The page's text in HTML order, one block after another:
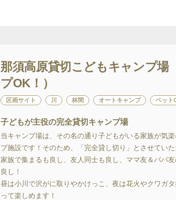
那須高原貸切こどもキャンプ場
プOK！）
区画サイト 川 林間 オートキャンプ ペット
子どもが主役の完全貸切キャンプ場
当キャンプ場は、その名の通り子どもがいる家族が気
プ施設です！そのため、「完全貸し切り」とさせてい
家族で集まるも良し、友人同士も良し、ママ友＆パパ
良し！
昼は小川で沢がに取りやかけっこ、夜は花火やクワガ
って楽しめます！